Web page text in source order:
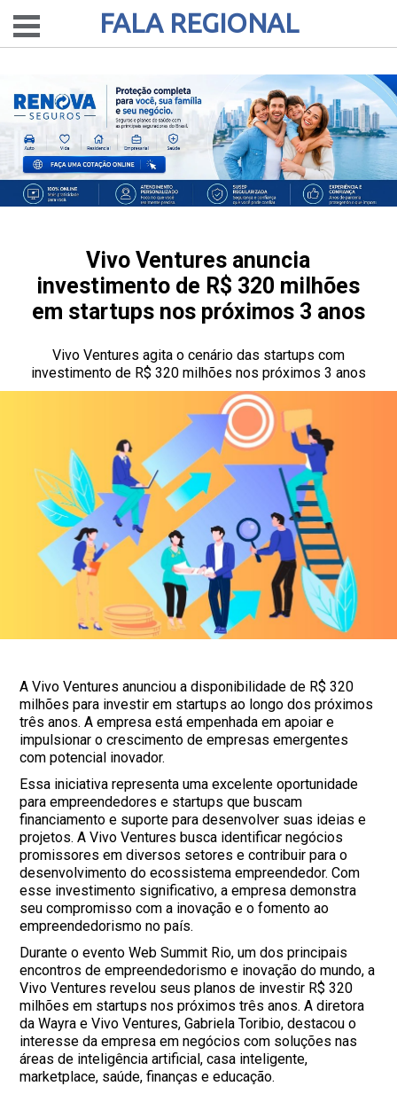
FALA REGIONAL
Vivo Ventures anuncia
investimento de R$ 320 milhões
em startups nos próximos 3 anos
Vivo Ventures agita o cenário das startups com
investimento de R$ 320 milhões nos próximos 3 anos
A Vivo Ventures anunciou a disponibilidade de R$ 320
milhões para investir em startups ao longo dos próximos
três anos. A empresa está empenhada em apoiar e
impulsionar o crescimento de empresas emergentes
com potencial inovador.
Essa iniciativa representa uma excelente oportunidade
para empreendedores e startups que buscam
financiamento e suporte para desenvolver suas ideias e
projetos. A Vivo Ventures busca identificar negócios
promissores em diversos setores e contribuir para o
desenvolvimento do ecossistema empreendedor. Com
esse investimento significativo, a empresa demonstra
seu compromisso com a inovação e o fomento ao
empreendedorismo no país.
Durante o evento Web Summit Rio, um dos principais
encontros de empreendedorismo e inovação do mundo, a
Vivo Ventures revelou seus planos de investir R$ 320
milhões em startups nos próximos três anos. A diretora
da Wayra e Vivo Ventures, Gabriela Toribio, destacou o
interesse da empresa em negócios com soluções nas
áreas de inteligência artificial, casa inteligente,
marketplace, saúde, finanças e educação.